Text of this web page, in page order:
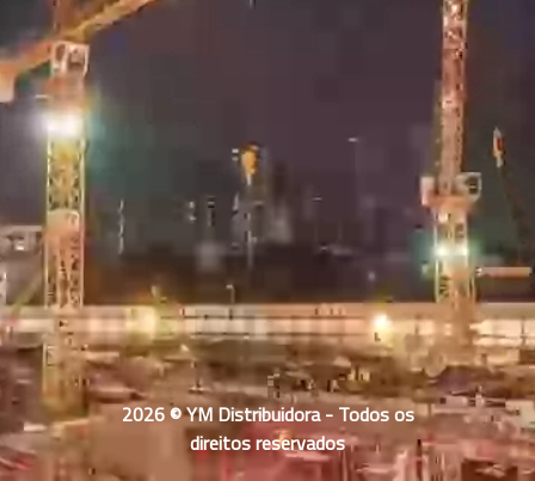
2026 © YM Distribuidora - Todos os
direitos reservados